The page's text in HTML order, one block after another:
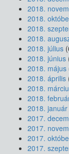
2018.
2018.
2018.
2018.
2018. július
2018. június
2018. május
2018. április
2018.
2018.
2018. január
2017.
2017.
2017.
2017.